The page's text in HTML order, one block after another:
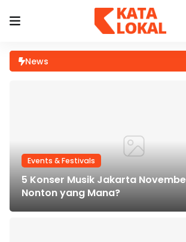
News
Events & Festivals
5 Konser Musik Jakarta
Nonton yang Mana?